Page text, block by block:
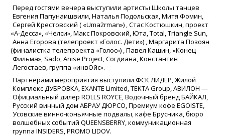
Перед гостями вечера выступили артисты Школы танцев
Евгения Папунаишвили, Наталья Подольская, Митя Фомин,
Сергей Крестовский ( «Uma2rman») , Стас Костюшкин, проект
«А-Десса», «Челси», Макс Покровский, Юта, Total, Triangle Sun,
Анна Егорова (телепроект «Голос. Дети») , Маргарита Позоян
(финалистка телепроекта «Голос») , Павел Кашин, «Конец
Фильма», Sado, Anise Project, Согдиана, Константин
Легостаев, группа «инвОйс».
Партнерами мероприятия выступили ФСК ЛИДЕР, Жилой
Комплекс ДУБРОВКА, EXANTE Limited, TEKTA Group, АВИЛОН —
Официальный дилер ROLLS ROYCE, Водочный бренд БАЙКАЛ,
Русский винный дом АБРАУ ДЮРСО, Премиум кофе EGOISTE,
Усовские винно-коньячные подвалы, кафе Брусника, бюро
волшебных событий QUEENSBERRY, коммуникационная
группа INSIDERS, PROMO LIDOV.